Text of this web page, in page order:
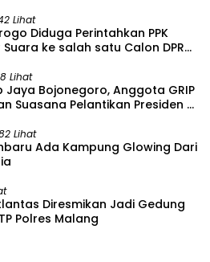
Lihat
Diduga Perintahkan PPK
ke salah satu Calon DPRD
Lihat
Jaya Bojonegoro, Anggota GRIP
Suasana Pelantikan Presiden di
Lihat
Ada Kampung Glowing Dari
Diresmikan Jadi Gedung
Polres Malang